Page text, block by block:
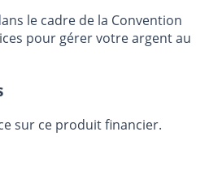
le cadre de la Convention
pour gérer votre argent au
sur ce produit financier.